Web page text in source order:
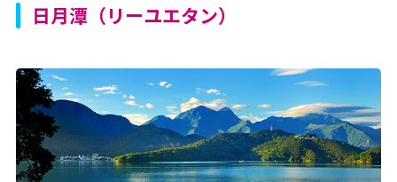
日月潭（リーユエタン）